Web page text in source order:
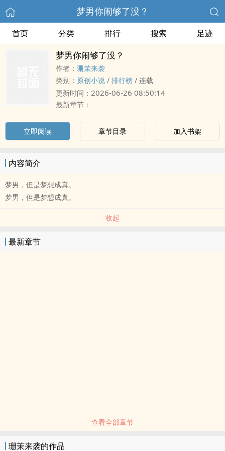
梦男你闹够了没？
首页 分类 排行 搜索 足迹
梦男你闹够了没？
作者： 珊茉来袭
类别： 原创小说 / 排行榜 / 连载
更新时间： 2026-06-26 08:50:14
最新章节：
立即阅读 章节目录 加入书架
内容简介
梦男，但是梦想成真。
梦男，但是梦想成真。
收起
最新章节
查看全部章节
珊茉来袭的作品